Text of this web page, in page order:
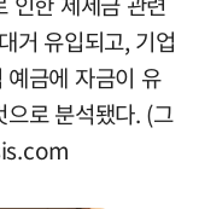
거 유입되고, 기업
금에 자금이 유
로 분석됐다. (그